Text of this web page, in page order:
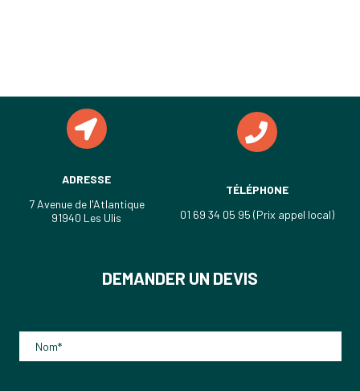
ADRESSE
7 Avenue de l'Atlantique
91940 Les Ulis
TÉLÉPHONE
01 69 34 05 95 (Prix appel local)
DEMANDER UN DEVIS